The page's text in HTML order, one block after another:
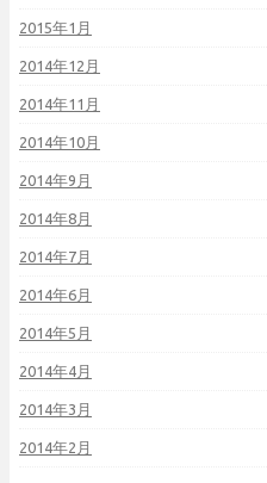
2015年1月
2014年12月
2014年11月
2014年10月
2014年9月
2014年8月
2014年7月
2014年6月
2014年5月
2014年4月
2014年3月
2014年2月